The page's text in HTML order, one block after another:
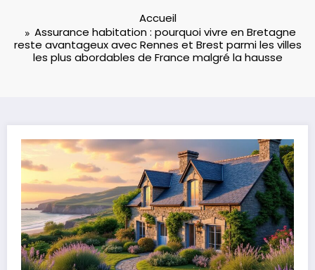
Accueil
Assurance habitation : pourquoi vivre en Bretagne
reste avantageux avec Rennes et Brest parmi les villes
les plus abordables de France malgré la hausse